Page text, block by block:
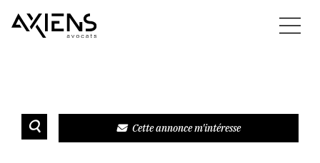
Cette annonce m'intéresse